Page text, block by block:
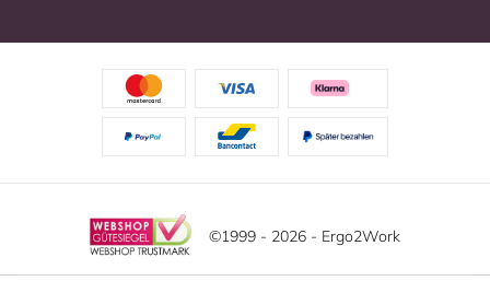
©1999 - 2026 - Ergo2Work